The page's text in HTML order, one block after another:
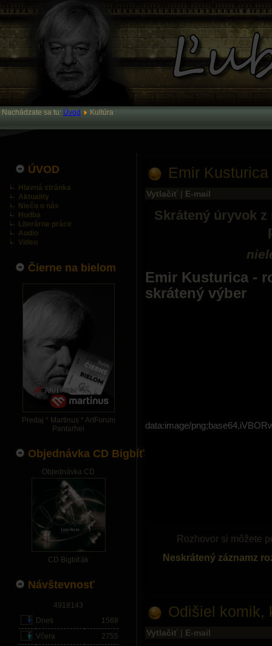
Nachádzate sa tu: Úvod Kultúra
ÚVOD
Hlavná stránka
Aktuality
Niečo o nás
Hudba
Literárne práce
Audio
Video
Čierne na bielom
Predaj * Martinus * ArtForum
Pantarhei
Objednávka CD Bigbíťák
Objednávka CD
CD Bigbíťák
Návštevnosť
4918143
Dnes
1568
Včera
2755
Emir
Vytlačiť | E-mail
Skrátený úryvok
Emir Kusturica -
skrátený výber
data:image/
Rozhovor si môžete
Neskrátený záznamz
Odišiel komik,
Vytlačiť | E-mail